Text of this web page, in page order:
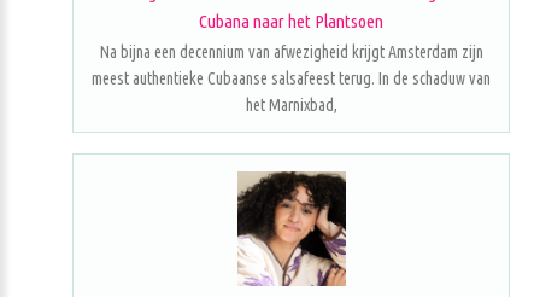
Cubana naar het Plantsoen
Na bijna een decennium van afwezigheid krijgt Amsterdam zijn
meest authentieke Cubaanse salsafeest terug. In de schaduw van
het Marnixbad,